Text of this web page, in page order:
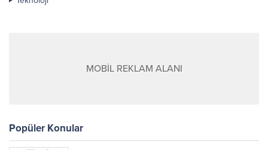
MOBİL REKLAM ALANI
Popüler Konular